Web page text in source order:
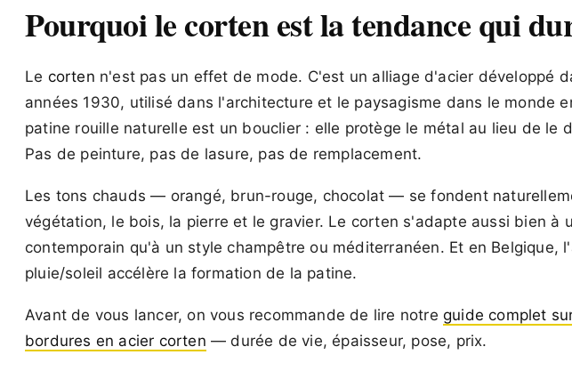
Pourquoi le corten est la tendance qui
Le corten n'est pas un effet de mode. C'est un alliage d'acier développé
années 1930, utilisé dans l'architecture et le paysagisme dans le monde
patine rouille naturelle est un bouclier : elle protège le métal au lieu de le
Pas de peinture, pas de lasure, pas de remplacement.
Les tons chauds — orangé, brun-rouge, chocolat — se fondent
végétation, le bois, la pierre et le gravier. Le corten s'adapte aussi bien à
contemporain qu'à un style champêtre ou méditerranéen. Et en Belgique,
pluie/soleil accélère la formation de la patine.
Avant de vous lancer, on vous recommande de lire notreguide complet
bordures en acier corten — durée de vie, épaisseur, pose, prix.